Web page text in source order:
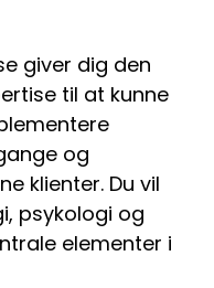
giver dig den
til at kunne
og
klienter. Du vil
psykologi og
elementer i